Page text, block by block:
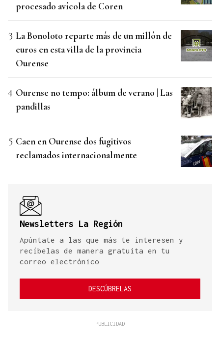
procesado avícola de Coren
La Bonoloto reparte más de un millón de
euros en esta villa de la provincia
Ourense
Ourense no tempo: álbum de verano | Las
pandillas
Caen en Ourense dos fugitivos
reclamados internacionalmente
Newsletters La Región
Apúntate a las que más te interesen y
recíbelas de manera gratuita en tu
correo electrónico
DESCÚBRELAS